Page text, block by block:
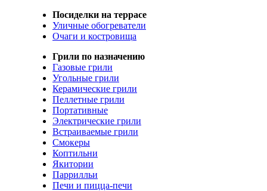
Посиделки на террасе
Уличные обогреватели
Очаги и костровища
Грили по назначению
Газовые грили
Угольные грили
Керамические грили
Пеллетные грили
Портативные
Электрические грили
Встраиваемые грили
Смокеры
Коптильни
Якитории
Паррилльи
Печи и пицца-печи